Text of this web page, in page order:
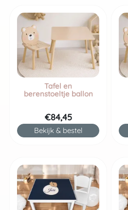
Tafel en
berenstoeltje ballon
€84,45
Bekijk & bestel